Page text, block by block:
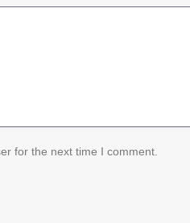
for the next time I comment.